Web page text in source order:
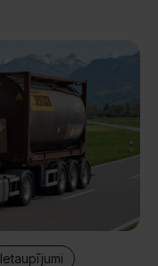
Ietaupījumi